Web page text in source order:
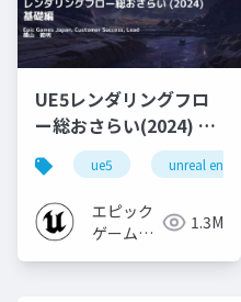
UE5レンダリングフロ
ー総おさらい(2024) 基
礎編！
[CEDEC+KYUSHU
2024]
ue5 unreal engine
エピック
ゲームズ
1.3M